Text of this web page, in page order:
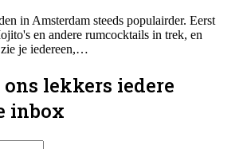
in Amsterdam steeds populairder. Eerst
en andere rumcocktails in trek, en
je iedereen,…
lekkers iedere
inbox